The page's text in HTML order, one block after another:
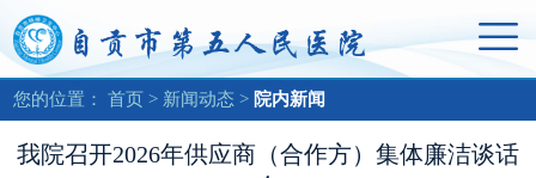
您的位置：首页 > 新闻动态 > 院内新闻
我院召开2026年供应商（合作方）集体廉洁谈话